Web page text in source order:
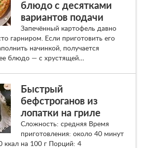
блюдо с десятками
вариантов подачи
Запечённый картофель давно
гарниром. Если приготовить его
начинкой, получается
блюдо — с хрустящей…
Быстрый
бефстроганов из
лопатки на гриле
Сложность: средняя Время
приготовления: около 40 минут
ккал на 100 г Порций: 4